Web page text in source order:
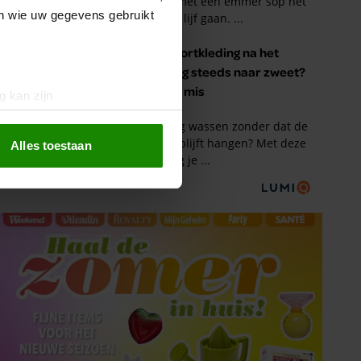
wie uw gegevens gebruikt
kan zijn
partners voor social
die u aan ze heeft
met onze cookies als u
Alles toestaan